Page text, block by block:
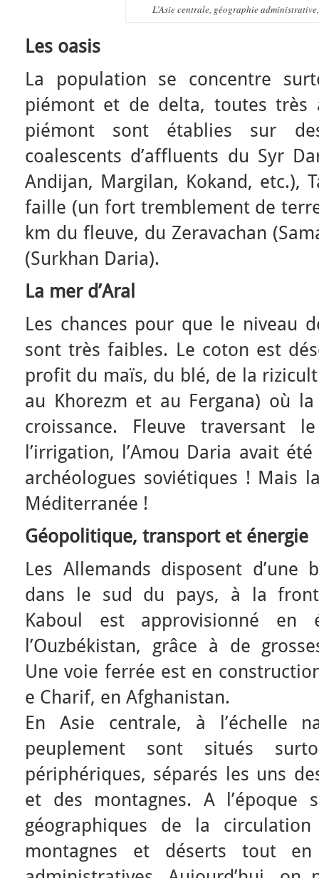
L’Asie centrale, géographie
Les oasis
La population se concentre
piémont et de delta, toutes très
piémont sont établies sur
coalescents d’affluents du Syr
Andijan, Margilan, Kokand, etc.),
faille (un fort tremblement de
km du fleuve, du Zeravachan
(Surkhan Daria).
La mer d’Aral
Les chances pour que le niveau
sont très faibles. Le coton est
profit du maïs, du blé, de la
au Khorezm et au Fergana) où
croissance. Fleuve traversant
l’irrigation, l’Amou Daria avait
archéologues soviétiques ! Mais
Méditerranée !
Géopolitique, transport et énergie
Les Allemands disposent d’une
dans le sud du pays, à la
Kaboul est approvisionné
l’Ouzbékistan, grâce à de
Une voie ferrée est en
e Charif, en Afghanistan.
En Asie centrale, à l’échelle
peuplement sont situés
périphériques, séparés les uns
et des montagnes. A l’époque
géographiques de la
montagnes et déserts tout